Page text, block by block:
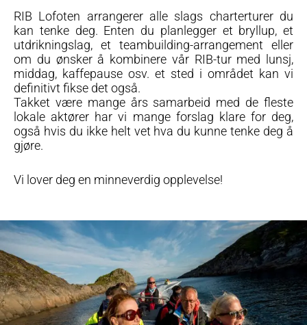
RIB Lofoten arrangerer alle slags charterturer du
kan tenke deg. Enten du planlegger et bryllup, et
utdrikningslag, et teambuilding-arrangement eller
om du ønsker å kombinere vår RIB-tur med lunsj,
middag, kaffepause osv. et sted i området kan vi
definitivt fikse det også.
Takket være mange års samarbeid med de fleste
lokale aktører har vi mange forslag klare for deg,
også hvis du ikke helt vet hva du kunne tenke deg å
gjøre.
Vi lover deg en minneverdig opplevelse!